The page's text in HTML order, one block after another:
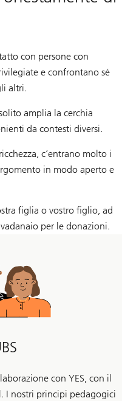
con persone con
e confrontano sé
altri.
amplia la cerchia
da contesti diversi.
c’entrano molto i
in modo aperto e
figlia o vostro figlio, ad
per le donazioni.
con YES, con il
I nostri principi pedagogici